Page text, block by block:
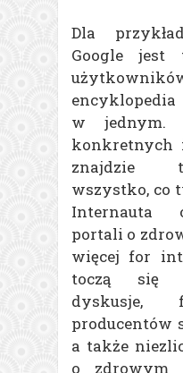
Dla
Google jest
w jednym.
konkretnych
znajdzie
wszystko, co
Internauta
portali o
więcej for
toczą się
dyskusje,
producentów
a także
o zdrowym